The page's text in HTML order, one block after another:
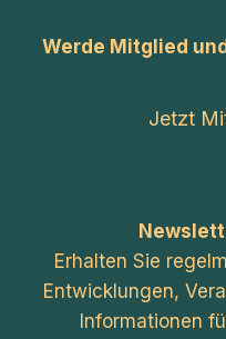
Werde Mitglied
Jetzt
Erhalten Sie
Entwicklungen,
Informationen